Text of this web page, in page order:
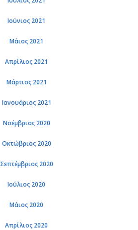
Ιούνιος 2021
Μάιος 2021
Απρίλιος 2021
Μάρτιος 2021
Ιανουάριος 2021
Νοέμβριος 2020
Οκτώβριος 2020
Σεπτέμβριος 2020
Ιούλιος 2020
Μάιος 2020
Απρίλιος 2020